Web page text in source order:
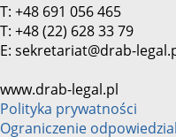
T: +48 691 056 465
T: +48 (22) 628 33 79
E: sekretariat@drab-
www.drab-legal.pl
Polityka prywatności
Ograniczenie